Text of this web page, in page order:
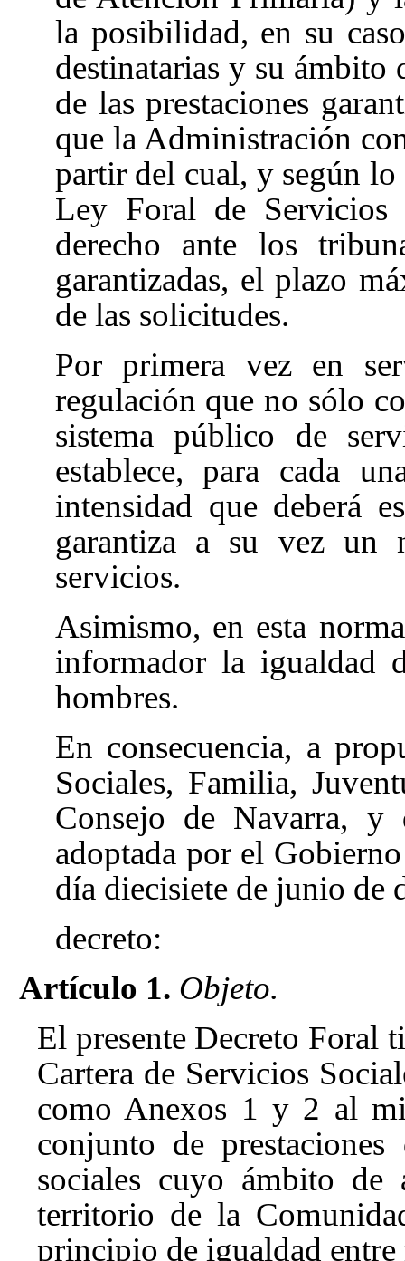
la posibilidad, en su
destinatarias y su ámbito
de las prestaciones
que la Administración
partir del cual, y según
Ley Foral de Servicios
derecho ante los
garantizadas, el plazo
de las solicitudes.
Por primera vez en
regulación que no sólo
sistema público de
establece, para cada
intensidad que deberá
garantiza a su vez un
servicios.
Asimismo, en esta
informador la igualdad
hombres.
En consecuencia, a
Sociales, Familia,
Consejo de Navarra,
adoptada por el
día diecisiete de junio de
decreto:
Artículo 1. Objeto.
El presente Decreto Foral
Cartera de Servicios
como Anexos 1 y 2 al
conjunto de
sociales cuyo ámbito
territorio de la
principio de igualdad